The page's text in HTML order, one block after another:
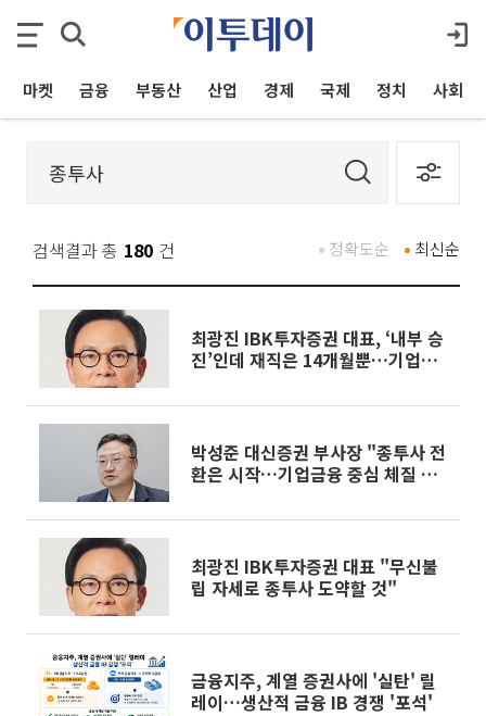
마켓 금융 부동산 산업 경제 국제 정치 사회
검색결과 총 180 건 최신순
정확도순
최광진 IBK투자증권 대표, ‘내부 승
진’인데 재직은 14개월뿐…기업은
사 리스크 점검 1-①]
박성준 대신증권 부사장 "종투사 전
환은 시작…기업금융 중심 체질 전
최광진 IBK투자증권 대표 "무신불
립 자세로 종투사 도약할 것"
금융지주, 계열 증권사에 '실탄' 릴
레이…생산적 금융 IB 경쟁 '포석'